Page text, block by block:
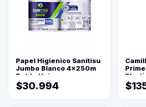
Papel Higienico Sanitisu
Jumbo Blanco 4x250m
Doble Hoja
$30.994